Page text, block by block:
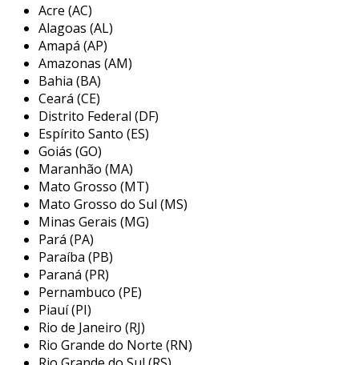
a furukawa é uma marca renomada no
mercado, destacando-se pela qualidade e
confiabilidade de seus produtos. o cabo
blindado da marca proporciona uma
transmissão de dados mais estável, reduzindo a
perda de informação e potencializando a
velocidade da rede. essa característica é
especialmente importante em aplicações que
demandam maior largura de banda e
continuidade, como streaming de vídeo e jogos
online.
principais aplicações do cabo de rede
blindado cat5 furukawa
o cabo de rede blindado cat5 furukawa é
altamente versátil e encontrado em diversas
aplicações industriais e comerciais. sua
estrutura blindada oferece vantagens em
Acre (AC)
Alagoas (AL)
Amapá (AP)
Amazonas (AM)
Bahia (BA)
Ceará (CE)
Distrito Federal (DF)
Espírito Santo (ES)
Goiás (GO)
Maranhão (MA)
Mato Grosso (MT)
Mato Grosso do Sul (MS)
Minas Gerais (MG)
Pará (PA)
Paraíba (PB)
Paraná (PR)
Pernambuco (PE)
Piauí (PI)
Rio de Janeiro (RJ)
Rio Grande do Norte (RN)